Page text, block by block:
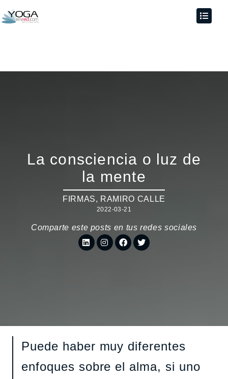
La consciencia o luz de
la mente
FIRMAS, RAMIRO CALLE
2022-03-21
Comparte este posts en tus redes sociales
Puede haber muy diferentes
enfoques sobre el alma, si uno